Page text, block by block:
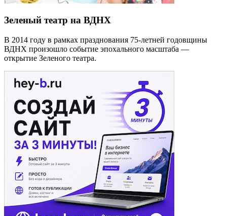
Зеленый театр на ВДНХ
В 2014 году в рамках празднования 75-летней годовщины
ВДНХ произошло событие эпохального масштаба —
открытие Зеленого театра.